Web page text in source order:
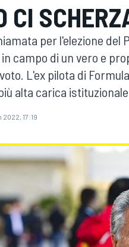
WEC
CI
per l'elezione del
campo di un vero e
L'ex pilota di
alta carica
2022, 17:19